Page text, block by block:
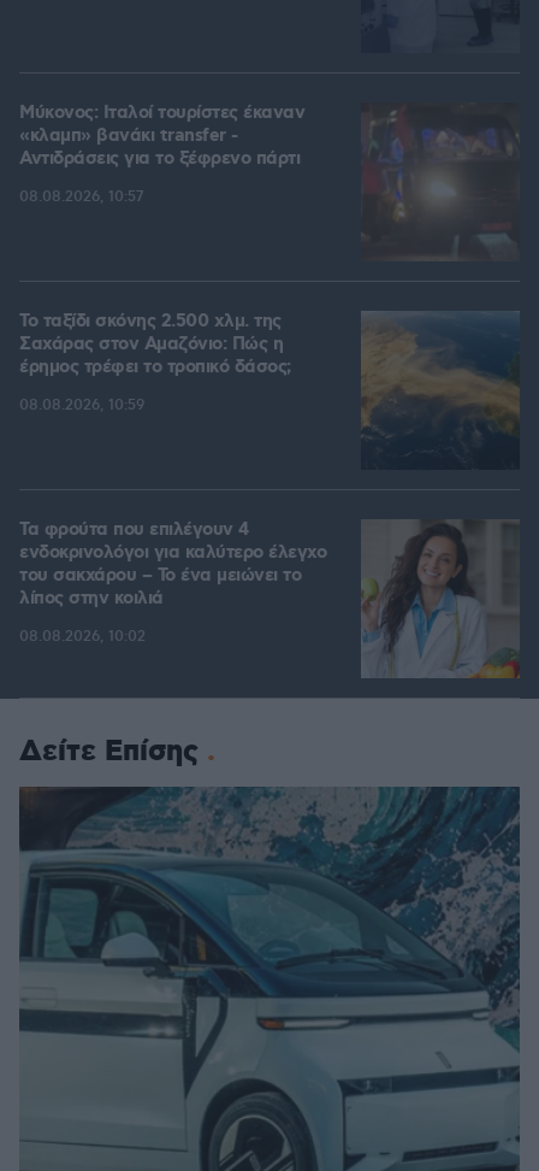
Μύκονος: Ιταλοί τουρίστες έκαναν
«κλαμπ» βανάκι transfer -
Αντιδράσεις για το ξέφρενο πάρτι
08.08.2026, 10:57
Το ταξίδι σκόνης 2.500 χλμ. της
Σαχάρας στον Αμαζόνιο: Πώς η
έρημος τρέφει το τροπικό δάσος;
08.08.2026, 10:59
Τα φρούτα που επιλέγουν 4
ενδοκρινολόγοι για καλύτερο έλεγχο
του σακχάρου – Το ένα μειώνει το
λίπος στην κοιλιά
08.08.2026, 10:02
Δείτε Επίσης